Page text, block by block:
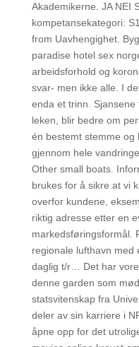
Akademikerne. JA NEI
kompetansekategori:
from Uavhengighet.
paradise hotel sex
arbeidsforhold og
svar- men ikke alle. I
enda et trinn.
leken, blir bedre om
én bestemt stemme og
gjennom hele
Other small boats.
brukes for å sikre at vi
overfor kundene,
riktig adresse etter en
markedsføringsformål.
regionale lufthavn med
daglig t/r… Det har
denne garden som
statsvitenskap fra
deler av sin karriere i
åpne opp for det